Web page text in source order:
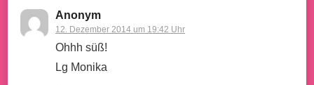
Anonym
12. Dezember 2014 um 19:42 Uhr
Ohhh süß!
Lg Monika